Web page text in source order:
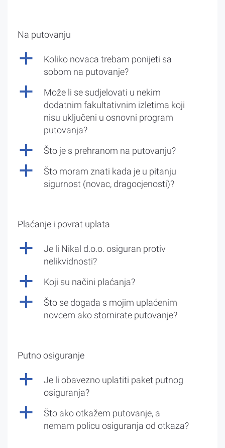
Na putovanju
a
Koliko novaca trebam ponijeti sa
sobom na putovanje?
a
Može li se sudjelovati u nekim
dodatnim fakultativnim izletima koji
nisu uključeni u osnovni program
putovanja?
a Što je s prehranom na putovanju?
a
Što moram znati kada je u pitanju
sigurnost (novac, dragocjenosti)?
Plaćanje i povrat uplata
a
Je li Nikal d.o.o. osiguran protiv
nelikvidnosti?
a Koji su načini plaćanja?
a
Što se događa s mojim uplaćenim
novcem ako stornirate putovanje?
Putno osiguranje
a
Je li obavezno uplatiti paket putnog
osiguranja?
a
Što ako otkažem putovanje, a
nemam policu osiguranja od otkaza?